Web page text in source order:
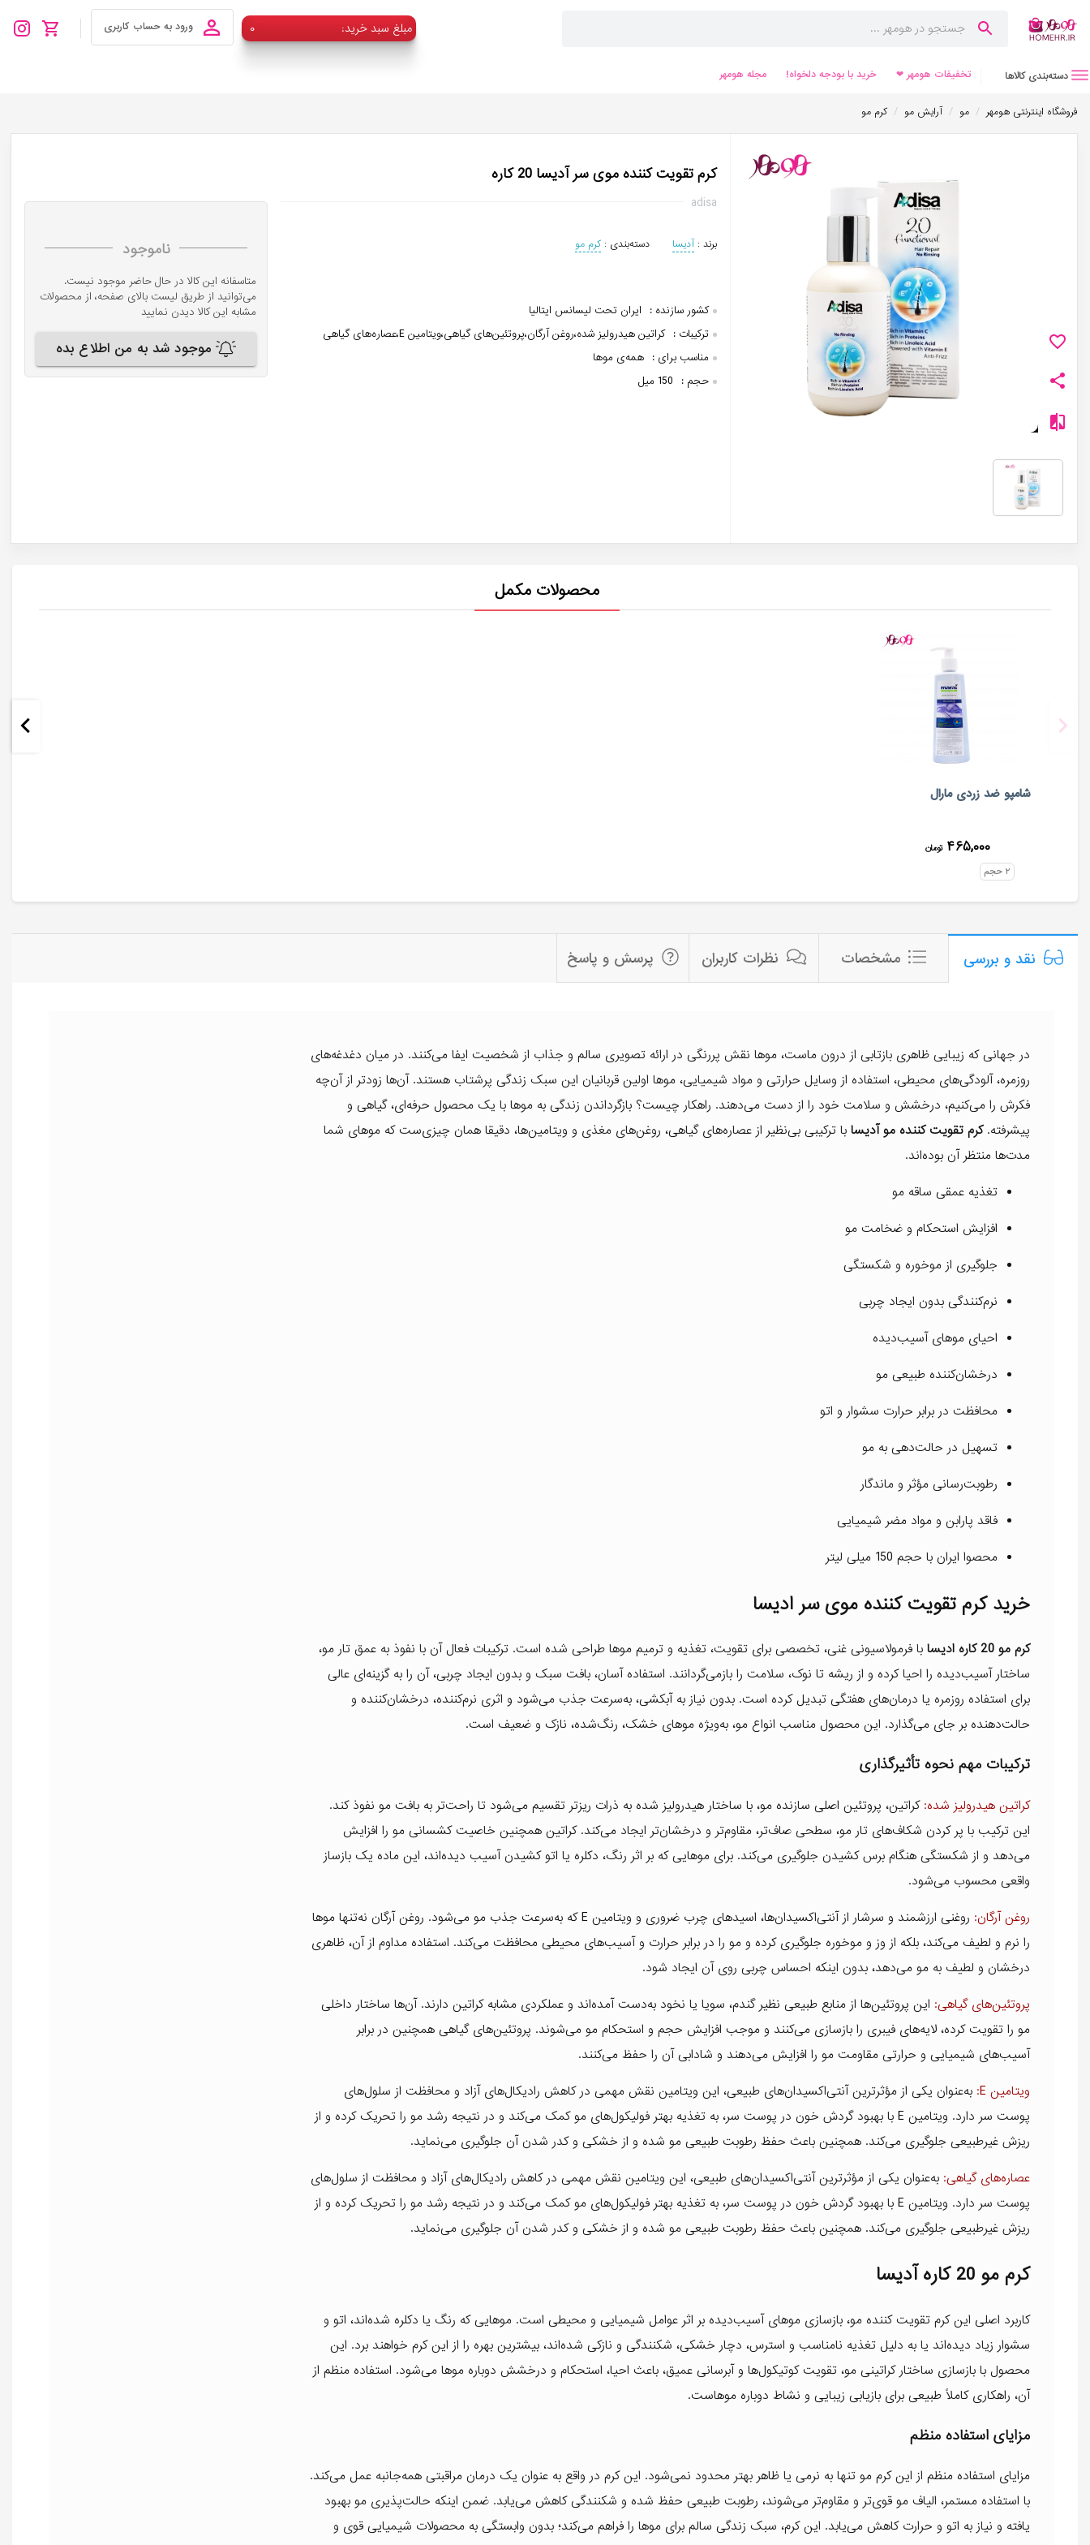
۰ :مبلغ سبد خرید ورود به حساب کاربری
دسته‌بندی کالاها تخفیفات هومهر ❤ خرید با بودجه دلخواه! مجله هومهر
فروشگاه اینترنتی هومهر / مو / آرایش مو / کرم مو
کرم تقویت کننده موی سر آدیسا 20 کاره
adisa
برند : آدیسا دسته‌بندی : کرم مو
کشور سازنده :
ایران تحت لیسانس ایتالیا
ترکیبات : کراتین هیدرولیز شده،روغن آرگان،پروتئین‌های گیاهی،ویتامین E،عصاره‌های گیاهی
مناسب برای : همه‌ی موها
حجم :
150 میل
ناموجود
متاسفانه این کالا در حال حاضر موجود نیست.
می‌توانید از طریق لیست بالای صفحه، از محصولات
مشابه این کالا دیدن نمایید
موجود شد به من اطلاع بده
محصولات مکمل
شامپو ضد زردی مارال
۴۶۵,۰۰۰ تومان
۲ حجم
نقد و بررسی مشخصات نظرات کاربران پرسش و پاسخ
در جهانی که زیبایی ظاهری بازتابی از درون ماست، موها نقش پررنگی در ارائه تصویری سالم و جذاب از شخصیت ایفا می‌کنند. در میان دغدغه‌های
روزمره، آلودگی‌های محیطی، استفاده از وسایل حرارتی و مواد شیمیایی، موها اولین قربانیان این سبک زندگی پرشتاب هستند. آن‌ها زودتر از آن‌چه
فکرش را می‌کنیم، درخشش و سلامت خود را از دست می‌دهند. راهکار چیست؟ بازگرداندن زندگی به موها با یک محصول حرفه‌ای، گیاهی و
پیشرفته.کرم تقویت‌ کننده مو آدیسا با ترکیبی بی‌نظیر از عصاره‌های گیاهی، روغن‌های مغذی و ویتامین‌ها، دقیقا همان چیزی‌ست که موهای شما
مدت‌ها منتظر آن بوده‌اند.
تغذیه عمقی ساقه مو
افزایش استحکام و ضخامت مو
جلوگیری از موخوره و شکستگی
نرم‌کنندگی بدون ایجاد چربی
احیای موهای آسیب‌دیده
درخشان‌کننده طبیعی مو
محافظت در برابر حرارت سشوار و اتو
تسهیل در حالت‌دهی به مو
رطوبت‌رسانی مؤثر و ماندگار
فاقد پارابن و مواد مضر شیمیایی
محصوا ایران با حجم 150 میلی لیتر
خرید کرم تقویت کننده موی سر ادیسا
کرم مو 20 کاره ادیسا
با فرمولاسیونی غنی، تخصصی برای تقویت، تغذیه و ترمیم موها طراحی شده است. ترکیبات فعال آن با نفوذ به عمق تار مو،
ساختار آسیب‌دیده را احیا کرده و از ریشه تا نوک، سلامت را بازمی‌گردانند. استفاده آسان، بافت سبک و بدون ایجاد چربی، آن را به گزینه‌ای عالی
برای استفاده روزمره یا درمان‌های هفتگی تبدیل کرده است. بدون نیاز به آبکشی، به‌سرعت جذب می‌شود و اثری نرم‌کننده، درخشان‌کننده و
حالت‌دهنده بر جای می‌گذارد. این محصول مناسب انواع مو، به‌ویژه موهای خشک، رنگ‌شده، نازک و ضعیف است.
ترکیبات مهم نحوه تأثیرگذاری
کراتین هیدرولیز شده:کراتین، پروتئین اصلی سازنده مو، با ساختار هیدرولیز شده به ذرات ریزتر تقسیم می‌شود تا راحت‌تر به بافت مو نفوذ کند.
این ترکیب با پر کردن شکاف‌های تار مو، سطحی صاف‌تر، مقاوم‌تر و درخشان‌تر ایجاد می‌کند. کراتین همچنین خاصیت کشسانی مو را افزایش
می‌دهد و از شکستگی هنگام برس کشیدن جلوگیری می‌کند. برای موهایی که بر اثر رنگ، دکلره یا اتو کشیدن آسیب دیده‌اند، این ماده یک بازساز
واقعی محسوب می‌شود.
روغن آرگان:
روغنی ارزشمند و سرشار از آنتی‌اکسیدان‌ها، اسیدهای چرب ضروری و ویتامین E که به‌سرعت جذب مو می‌شود. روغن آرگان نه‌تنها موها
را نرم و لطیف می‌کند، بلکه از وز و موخوره جلوگیری کرده و مو را در برابر حرارت و آسیب‌های محیطی محافظت می‌کند. استفاده مداوم از آن، ظاهری
درخشان و لطیف به مو می‌دهد، بدون اینکه احساس چربی روی آن ایجاد شود.
پروتئین‌های گیاهی: این پروتئین‌ها از منابع طبیعی نظیر گندم، سویا یا نخود به‌دست آمده‌اند و عملکردی مشابه کراتین دارند. آن‌ها ساختار داخلی
مو را تقویت کرده، لایه‌های فیبری را بازسازی می‌کنند و موجب افزایش حجم و استحکام مو می‌شوند. پروتئین‌های گیاهی همچنین در برابر
آسیب‌های شیمیایی و حرارتی مقاومت مو را افزایش می‌دهند و شادابی آن را حفظ می‌کنند.
ویتامین E:
به‌عنوان یکی از مؤثرترین آنتی‌اکسیدان‌های طبیعی، این ویتامین نقش مهمی در کاهش رادیکال‌های آزاد و محافظت از سلول‌های
پوست سر دارد. ویتامین E با بهبود گردش خون در پوست سر، به تغذیه بهتر فولیکول‌های مو کمک می‌کند و در نتیجه رشد مو را تحریک کرده و از
ریزش غیرطبیعی جلوگیری می‌کند. همچنین باعث حفظ رطوبت طبیعی مو شده و از خشکی و کدر شدن آن جلوگیری می‌نماید.
عصاره‌های گیاهی: به‌عنوان یکی از مؤثرترین آنتی‌اکسیدان‌های طبیعی، این ویتامین نقش مهمی در کاهش رادیکال‌های آزاد و محافظت از سلول‌های
پوست سر دارد. ویتامین E با بهبود گردش خون در پوست سر، به تغذیه بهتر فولیکول‌های مو کمک می‌کند و در نتیجه رشد مو را تحریک کرده و از
ریزش غیرطبیعی جلوگیری می‌کند. همچنین باعث حفظ رطوبت طبیعی مو شده و از خشکی و کدر شدن آن جلوگیری می‌نماید.
کرم مو 20 کاره آدیسا
کاربرد اصلی این کرم تقویت کننده مو، بازسازی موهای آسیب‌دیده بر اثر عوامل شیمیایی و محیطی است. موهایی که رنگ یا دکلره شده‌اند، اتو و
سشوار زیاد دیده‌اند یا به دلیل تغذیه نامناسب و استرس، دچار خشکی، شکنندگی و نازکی شده‌اند، بیشترین بهره را از این کرم خواهند برد. این
محصول با بازسازی ساختار کراتینی مو، تقویت کوتیکول‌ها و آبرسانی عمیق، باعث احیا، استحکام و درخشش دوباره موها می‌شود. استفاده منظم از
آن، راهکاری کاملاً طبیعی برای بازیابی زیبایی و نشاط دوباره موهاست.
مزایای استفاده منظم
مزایای استفاده منظم از این کرم مو تنها به نرمی یا ظاهر بهتر محدود نمی‌شود. این کرم در واقع به عنوان یک درمان مراقبتی همه‌جانبه عمل می‌کند.
با استفاده مستمر، الیاف مو قوی‌تر و مقاوم‌تر می‌شوند، رطوبت طبیعی حفظ شده و شکنندگی کاهش می‌یابد. ضمن اینکه حالت‌پذیری مو بهبود
یافته و نیاز به اتو و حرارت کاهش می‌یابد. این کرم، سبک زندگی سالم برای موها را فراهم می‌کند؛ بدون وابستگی به محصولات شیمیایی قوی و